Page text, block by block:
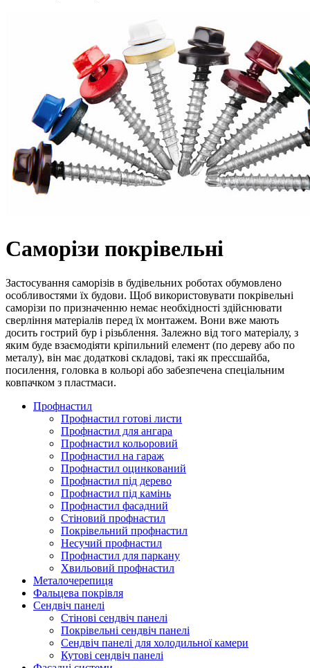
Саморізи покрівельні
Застосування саморізів в будівельних роботах обумовлено
особливостями їх будови. Щоб використовувати покрівельні
саморізи по призначенню немає необхідності здійснювати
сверління матеріалів перед їх монтажем. Вони вже мають
досить гострий бур і різьблення. Залежно від того матеріалу, з
яким буде взаємодіяти кріпильний елемент (по дереву або по
металу), він має додаткові складові, такі як прессшайба,
посилення, головка в кольорі або забезпечена спеціальним
ковпачком з пластмаси.
Профнастил
Профнастил готові листи
Профнастил для ангара
Профнастил кольоровий
Профнастил на гараж
Профнастил оцинкований
Профнастил під дерево
Профнастил під камінь
Профнастил фасадний
Стіновий профнастил
Покрівельний профнастил
Несучий профнастил
Профнастил для паркану
Хвильовий профнастил
Металочерепиця
Фальцева покрівля
Сендвіч панелі
Стінові сендвіч панелі
Покрівельні сендвіч панелі
Сендвіч панелі для холодильної камери
Кутові сендвіч панелі